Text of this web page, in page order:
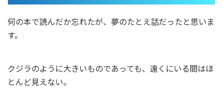
何の本で読んだか忘れたが、夢のたとえ話だったと思いま
す。
クジラのように大きいものであっても、遠くにいる間はほ
とんど見えない。